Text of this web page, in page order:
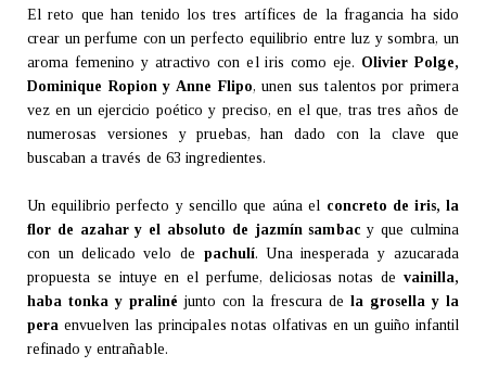
El reto que han tenido los tres artífices de la fragancia ha sido
crear un perfume con un perfecto equilibrio entre luz y sombra, un
aroma femenino y atractivo con el iris como eje. Olivier Polge,
Dominique Ropion y Anne Flipo, unen sus talentos por primera
vez en un ejercicio poético y preciso, en el que, tras tres años de
numerosas versiones y pruebas, han dado con la clave que
buscaban a través de 63 ingredientes.
Un equilibrio perfecto y sencillo que aúna el concreto de iris, la
flor de azahar y el absoluto de jazmín sambac y que culmina
con un delicado velo de pachulí. Una inesperada y azucarada
propuesta se intuye en el perfume, deliciosas notas de vainilla,
haba tonka y praliné junto con la frescura de la grosella y la
pera envuelven las principales notas olfativas en un guiño infantil
refinado y entrañable.